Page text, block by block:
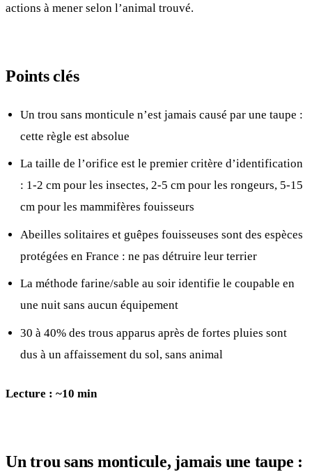
actions à mener selon l’animal trouvé.
Points clés
Un trou sans monticule n’est jamais causé par une taupe :
cette règle est absolue
La taille de l’orifice est le premier critère d’identification
: 1-2 cm pour les insectes, 2-5 cm pour les rongeurs, 5-15
cm pour les mammifères fouisseurs
Abeilles solitaires et guêpes fouisseuses sont des espèces
protégées en France : ne pas détruire leur terrier
La méthode farine/sable au soir identifie le coupable en
une nuit sans aucun équipement
30 à 40% des trous apparus après de fortes pluies sont
dus à un affaissement du sol, sans animal
Lecture : ~10 min
Un trou sans monticule, jamais une taupe :